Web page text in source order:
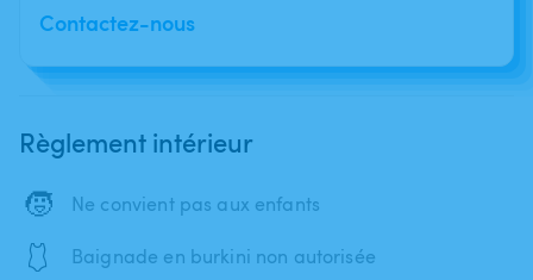
Contactez-nous
Règlement intérieur
🧒 Ne convient pas aux enfants
🩱 Baignade en burkini non autorisée